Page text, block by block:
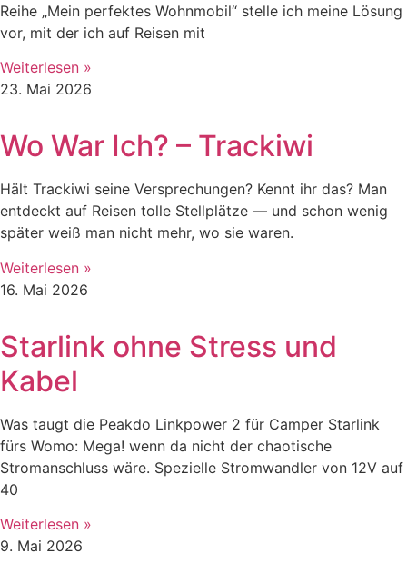
Reihe „Mein perfektes Wohnmobil“ stelle ich meine Lösung
vor, mit der ich auf Reisen mit
Weiterlesen »
23. Mai 2026
Wo War Ich? – Trackiwi
Hält Trackiwi seine Versprechungen? Kennt ihr das? Man
entdeckt auf Reisen tolle Stellplätze — und schon wenig
später weiß man nicht mehr, wo sie waren.
Weiterlesen »
16. Mai 2026
Starlink ohne Stress und
Kabel
Was taugt die Peakdo Linkpower 2 für Camper Starlink
fürs Womo: Mega! wenn da nicht der chaotische
Stromanschluss wäre. Spezielle Stromwandler von 12V auf
40
Weiterlesen »
9. Mai 2026